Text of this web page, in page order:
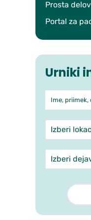
Prosta
Portal za
Urniki
Ime,
Enota
Dejavnost